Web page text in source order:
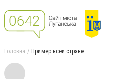
Головна Пример всей стране